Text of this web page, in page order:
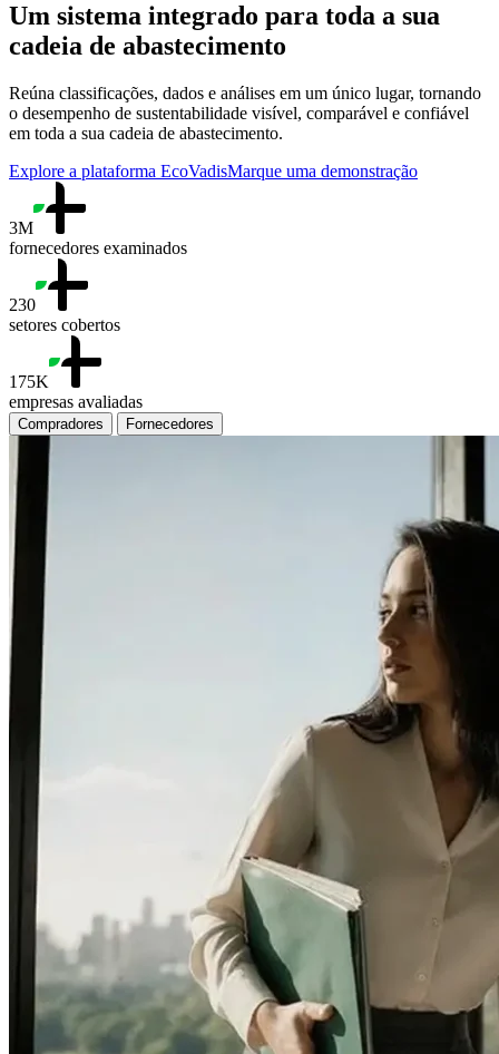
Um sistema integrado para toda a sua
cadeia de abastecimento
Reúna classificações, dados e análises em um único lugar, tornando
o desempenho de sustentabilidade visível, comparável e confiável
em toda a sua cadeia de abastecimento.
Explore a plataforma EcoVadisMarque uma demonstração
3M
fornecedores examinados
230
setores cobertos
175K
empresas avaliadas
Compradores Fornecedores